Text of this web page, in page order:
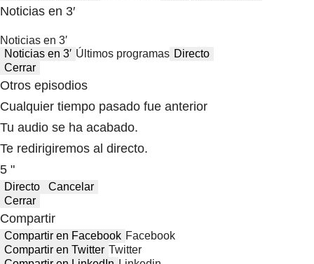
Noticias en 3′
Noticias en 3′
Noticias en 3′ Últimos programas Directo
Cerrar
Otros episodios
Cualquier tiempo pasado fue anterior
Tu audio se ha acabado.
Te redirigiremos al directo.
5 "
Directo
Cancelar
Cerrar
Compartir
Compartir en Facebook Facebook
Compartir en Twitter Twitter